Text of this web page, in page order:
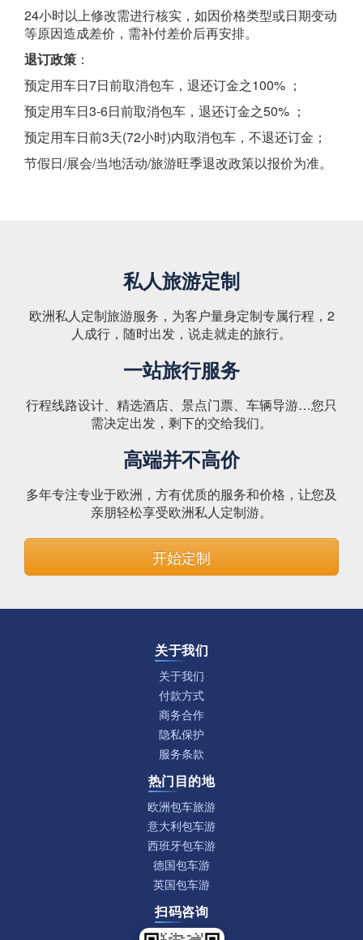
24小时以上修改需进行核实，如因价格类型或日期变动
等原因造成差价，需补付差价后再安排。
退订政策 ：
预定用车日7日前取消包车，退还订金之100% ；
预定用车日3-6日前取消包车，退还订金之50% ；
预定用车日前3天(72小时)内取消包车，不退还订金；
节假日/展会/当地活动/旅游旺季退改政策以报价为准。
私人旅游定制
欧洲私人定制旅游服务，为客户量身定制专属行程，2
人成行，随时出发，说走就走的旅行。
一站旅行服务
行程线路设计、精选酒店、景点门票、车辆导游…您只
需决定出发，剩下的交给我们。
高端并不高价
多年专注专业于欧洲，方有优质的服务和价格，让您及
亲朋轻松享受欧洲私人定制游。
开始定制
关于我们
关于我们
付款方式
商务合作
隐私保护
服务条款
热门目的地
欧洲包车旅游
意大利包车游
西班牙包车游
德国包车游
英国包车游
扫码咨询